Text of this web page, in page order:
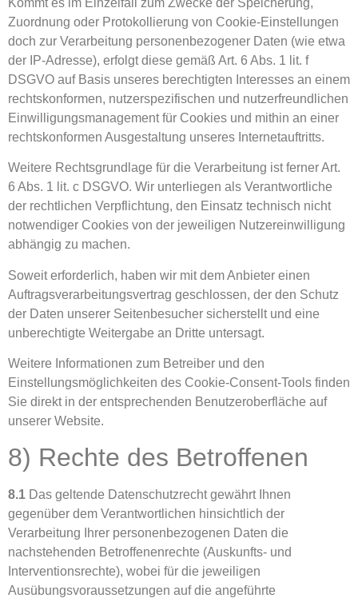
Zuordnung oder Protokollierung von Cookie-Einstellungen
doch zur Verarbeitung personenbezogener Daten (wie etwa
der IP-Adresse), erfolgt diese gemäß Art. 6 Abs. 1 lit. f
DSGVO auf Basis unseres berechtigten Interesses an einem
rechtskonformen, nutzerspezifischen und nutzerfreundlichen
Einwilligungsmanagement für Cookies und mithin an einer
rechtskonformen Ausgestaltung unseres Internetauftritts.
Weitere Rechtsgrundlage für die Verarbeitung ist ferner Art.
6 Abs. 1 lit. c DSGVO. Wir unterliegen als Verantwortliche
der rechtlichen Verpflichtung, den Einsatz technisch nicht
notwendiger Cookies von der jeweiligen Nutzereinwilligung
abhängig zu machen.
Soweit erforderlich, haben wir mit dem Anbieter einen
Auftragsverarbeitungsvertrag geschlossen, der den Schutz
der Daten unserer Seitenbesucher sicherstellt und eine
unberechtigte Weitergabe an Dritte untersagt.
Weitere Informationen zum Betreiber und den
Einstellungsmöglichkeiten des Cookie-Consent-Tools finden
Sie direkt in der entsprechenden Benutzeroberfläche auf
unserer Website.
8) Rechte des Betroffenen
8.1 Das geltende Datenschutzrecht gewährt Ihnen
gegenüber dem Verantwortlichen hinsichtlich der
Verarbeitung Ihrer personenbezogenen Daten die
nachstehenden Betroffenenrechte (Auskunfts- und
Interventionsrechte), wobei für die jeweiligen
Ausübungsvoraussetzungen auf die angeführte